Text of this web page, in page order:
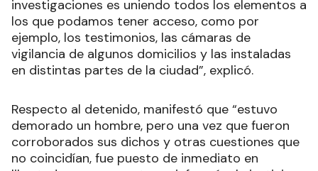
investigaciones es uniendo todos los elementos a
los que podamos tener acceso, como por
ejemplo, los testimonios, las cámaras de
vigilancia de algunos domicilios y las instaladas
en distintas partes de la ciudad”, explicó.
Respecto al detenido, manifestó que “estuvo
demorado un hombre, pero una vez que fueron
corroborados sus dichos y otras cuestiones que
no coincidían, fue puesto de inmediato en